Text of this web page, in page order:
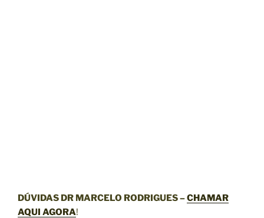
DÚVIDAS DR MARCELO RODRIGUES –CHAMAR
AQUI AGORA!